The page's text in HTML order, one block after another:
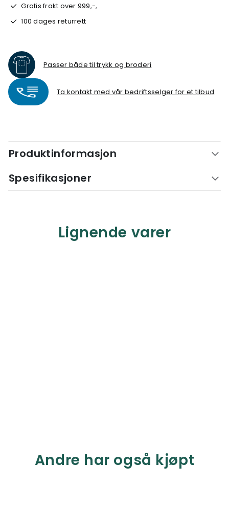
Gratis frakt over 999,-,
100 dages returrett
Passer både til trykk og broderi
Ta kontakt med vår bedriftsselger for et tilbud
Produktinformasjon
Spesifikasjoner
Lignende varer
Andre har også kjøpt